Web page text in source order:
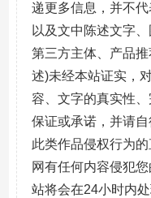
递更多信息，并不
以及文中陈述文字
第三方主体、产品
述)未经本站证实，
容、文字的真实性
保证或承诺，并请
此类作品侵权行为
网有任何内容侵犯
站将会在24小时内处